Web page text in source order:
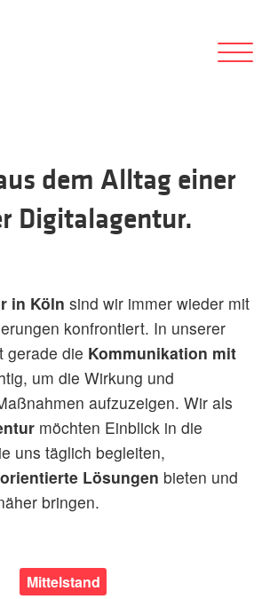
dem Alltag einer
Digitalagentur.
in Köln sind wir immer wieder mit
konfrontiert. In unserer
gerade die Kommunikation mit
um die Wirkung und
aufzuzeigen. Wir als
möchten Einblick in die
uns täglich begleiten,
Lösungen bieten und
bringen.
Mittelstand